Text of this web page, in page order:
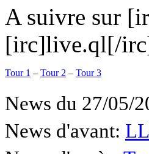
A suivre sur
[irc]live.ql[/
Tour 1 – Tour 2 – Tour 3
News du 27/05/
News d'avant: